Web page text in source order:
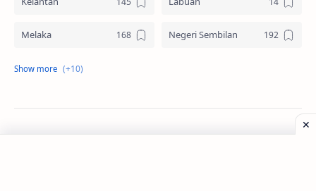
Melaka Negeri Sembilan
Pahang
Pulau Pinang Sabah